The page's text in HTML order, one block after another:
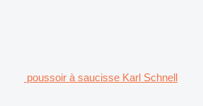
poussoir à saucisse Karl Schnell